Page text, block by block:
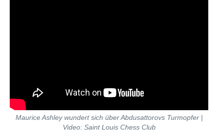
Maurice Ashley wundert sich über Abdusattorovs Turmopfer |
Video: Saint Louis Chess Club